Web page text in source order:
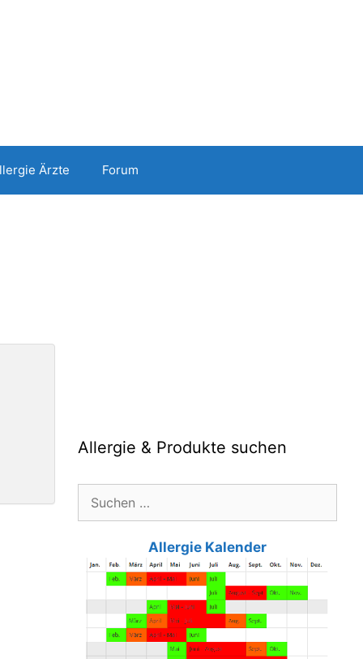
Ärzte Forum
Allergie & Produkte suchen
Allergie Kalender